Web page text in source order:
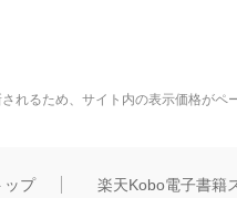
れるため、サイト内の表示価格が
ップ 楽天Kobo電子書籍